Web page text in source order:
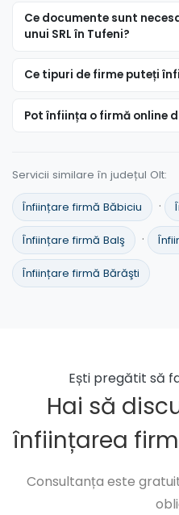
Ce documente sunt
unui SRL în Tufeni?
Ce tipuri de firme puteți
Pot înființa o firmă online
Servicii similare în județul Olt:
Înființare firmă Băbiciu ·
Înființare firmă Balş ·
Înființare firmă Bărăşti
Ești pregătit să
Hai să
înființarea
Consultanța este